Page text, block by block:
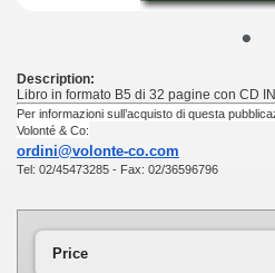
•
Description:
Libro in formato B5 di 32 pagine con CD
Per informazioni sull’acquisto di questa
Volonté & Co:
ordini@volonte-co.com
Tel: 02/45473285 - Fax: 02/36596796
Price